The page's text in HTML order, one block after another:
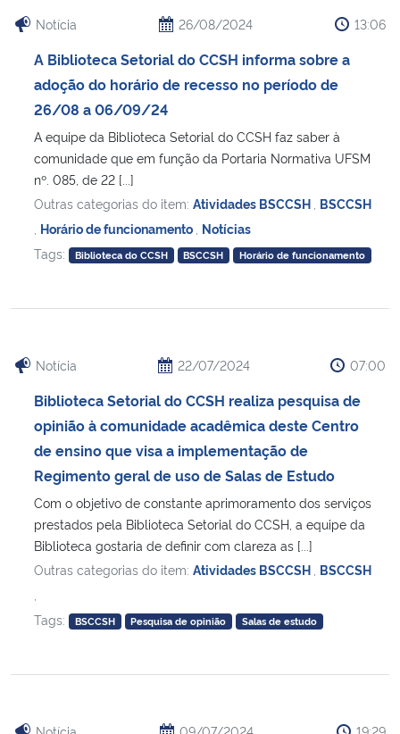
Notícia 26/08/2024 13:06
A Biblioteca Setorial do CCSH informa sobre a
adoção do horário de recesso no período de
26/08 a 06/09/24
A equipe da Biblioteca Setorial do CCSH faz saber à
comunidade que em função da Portaria Normativa UFSM
nº. 085, de 22 [...]
Outras categorias do item: Atividades BSCCSH BSCCSH
Horário de funcionamento Notícias
Tags:
Biblioteca do CCSH BSCCSH Horário de funcionamento
Notícia 22/07/2024 07:00
Biblioteca Setorial do CCSH realiza pesquisa de
opinião à comunidade acadêmica deste Centro
de ensino que visa a implementação de
Regimento geral de uso de Salas de Estudo
Com o objetivo de constante aprimoramento dos serviços
prestados pela Biblioteca Setorial do CCSH, a equipe da
Biblioteca gostaria de definir com clareza as [...]
Outras categorias do item: Atividades BSCCSH BSCCSH
Tags:
BSCCSH Pesquisa de opinião Salas de estudo